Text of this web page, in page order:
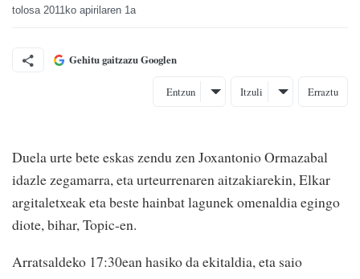
tolosa 2011ko apirilaren 1a
Gehitu gaitzazu Googlen
Entzun Itzuli Erraztu
Duela urte bete eskas zendu zen Joxantonio Ormazabal
idazle zegamarra, eta urteurrenaren aitzakiarekin, Elkar
argitaletxeak eta beste hainbat lagunek omenaldia egingo
diote, bihar, Topic-en.
Arratsaldeko 17:30ean hasiko da ekitaldia, eta saio